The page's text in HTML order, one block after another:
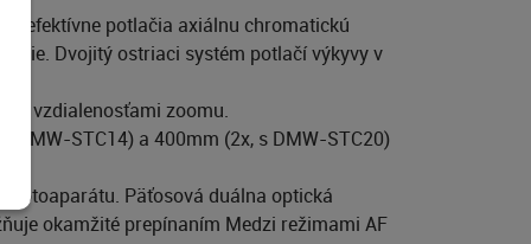
efektívne potlačia axiálnu chromatickú
Dvojitý ostriaci systém potlačí výkyvy v
vzdialenosťami zoomu.
STC14) a 400mm (2x, s DMW-STC20)
fotoaparátu. Päťosová duálna optická
okamžité prepínaním Medzi režimami AF